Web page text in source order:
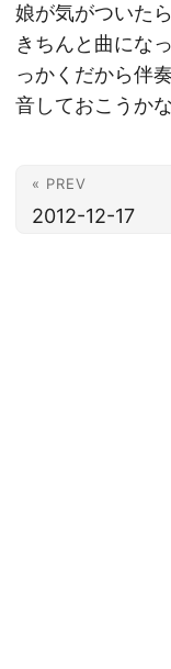
娘が気がついた
きちんと曲にな
っかくだから伴
音しておこうか
« PREV
2012-12-17